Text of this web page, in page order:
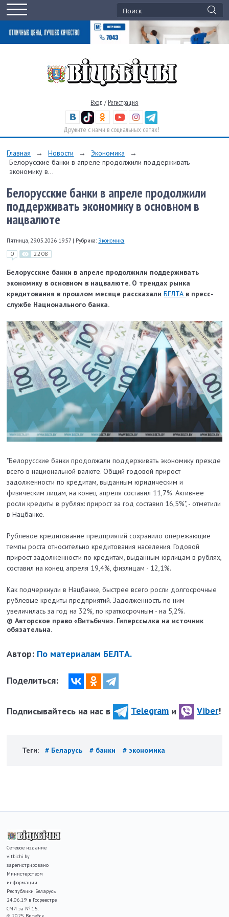
Вход / Регистрация
Дружите с нами в социальных сетях!
Главная → Новости → Экономика
→
Белорусские банки в апреле продолжили поддерживать
экономику в...
Белорусские банки в апреле продолжили
поддерживать экономику в основном в
нацвалюте
Пятница, 29.05.2026 19:57 | Рубрика: Экономика
0 2208
Белорусские банки в апреле продолжили поддерживать
экономику в основном в нацвалюте. О трендах рынка
кредитования в прошлом месяце рассказалиБЕЛТА в пресс-
службе Национального банка.
"Белорусские банки продолжали поддерживать экономику прежде
всего в национальной валюте. Общий годовой прирост
задолженности по кредитам, выданным юридическим и
физическим лицам, на конец апреля составил 11,7%. Активнее
росли кредиты в рублях: прирост за год составил 16,5%", - отметили
в Нацбанке.
Рублевое кредитование предприятий сохранило опережающие
темпы роста относительно кредитования населения. Годовой
прирост задолженности по кредитам, выданным юрлицам в рублях,
составил на конец апреля 19,4%, физлицам - 12,1%.
Как подчеркнули в Нацбанке, быстрее всего росли долгосрочные
рублевые кредиты предприятий. Задолженность по ним
увеличилась за год на 32%, по краткосрочным - на 5,2%.
© Авторское право «Витьбичи». Гиперссылка на источник
обязательна.
Автор: По материалам БЕЛТА.
Поделиться:
Подписывайтесь на нас в Telegram и Viber!
Теги: # Беларусь # банки # экономика
Сетевое издание
vitbichi.by
зарегистрировано
Министерством
информации
Республики Беларусь
24.06.19 в Госреестре
СМИ за № 15.